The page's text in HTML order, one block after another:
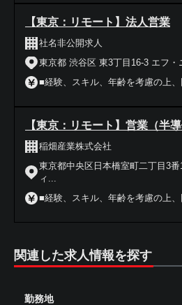
【東京：リモート】法人営業
社名非公開求人
東京都 渋谷区 東3丁目16-3 エフ・
■経験、スキル、年齢を考慮の上
【東京：リモート】営業（半導
稲畑産業株式会社
東京都中央区日本橋室町二丁目3
ィ...
■経験、スキル、年齢を考慮の上
関連した求人情報を探す
勤務地